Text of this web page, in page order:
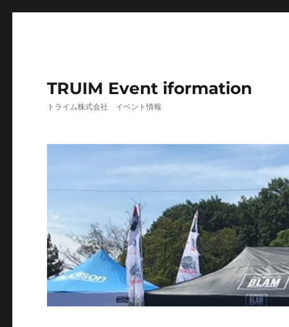
TRUIM Event iformation
トライム株式会社 イベント情報